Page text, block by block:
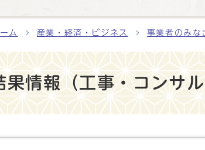
ム 産業・経済・ビジネス 事業者のみな
果情報（工事・コンサ